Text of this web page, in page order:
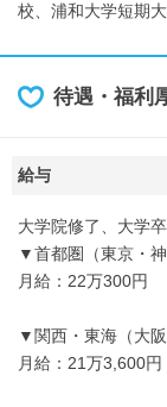
校、浦和大学短期
待遇・福利
給与
大学院修了、大学
▼首都圏（東京・神
月給：22万300円
▼関西・東海（大
月給：21万3,600円